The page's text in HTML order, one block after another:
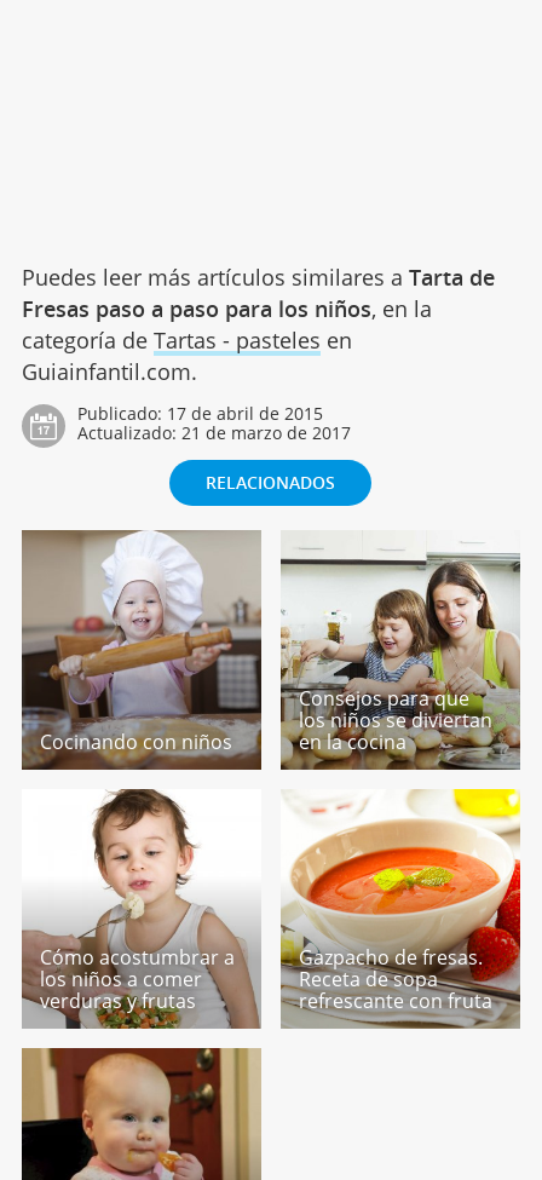
Puedes leer más artículos similares a Tarta de
Fresas paso a paso para los niños, en la
categoría de Tartas - pasteles en
Guiainfantil.com.
Publicado: 17 de abril de 2015
Actualizado: 21 de marzo de 2017
RELACIONADOS
Cocinando con niños
Consejos para que
los niños se diviertan
en la cocina
Cómo acostumbrar a
los niños a comer
verduras y frutas
Gazpacho de fresas.
Receta de sopa
refrescante con fruta